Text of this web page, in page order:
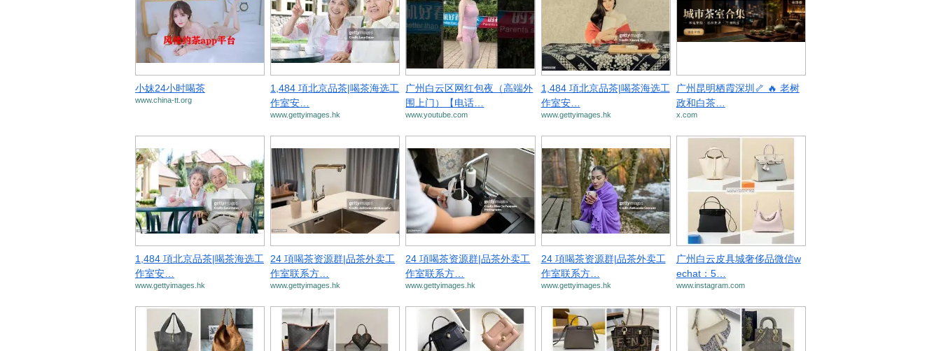
小妹24小时喝茶
www.china-tt.org
1,484 項北京品茶|喝茶海选工
作室安…
www.gettyimages.hk
广州白云区网红包夜（高端外
围上门）【电话…
www.youtube.com
1,484 項北京品茶|喝茶海选工
作室安…
www.gettyimages.hk
广州昆明栖霞深圳🦴 🔥 老树
政和白茶…
x.com
1,484 項北京品茶|喝茶海选工
作室安…
www.gettyimages.hk
24 項喝茶资源群|品茶外卖工
作室联系方…
www.gettyimages.hk
24 項喝茶资源群|品茶外卖工
作室联系方…
www.gettyimages.hk
24 項喝茶资源群|品茶外卖工
作室联系方…
www.gettyimages.hk
广州白云皮具城奢侈品微信w
echat：5…
www.instagram.com